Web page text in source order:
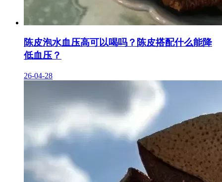
陈皮泡水血压高可以喝吗？陈皮搭配什么能降
低血压？
26-04-28